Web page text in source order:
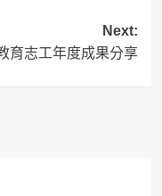
Next:
育志工年度成果分享